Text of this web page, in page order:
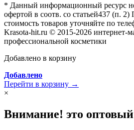
* Данный информационный ресурс
офертой в соотв. со статьей437 (п.
стоимость товаров уточняйте по
Krasota-hit.ru © 2015-2026 интернет-
профессиональной косметики
Добавлено в корзину
Добавлено
Перейти в корзину →
×
Внимание! это